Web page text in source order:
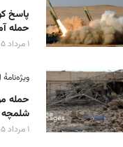
پاسخ
حمله
۱ مرداد ۱۴۰۵
ویژه‌نامهٔ اربعین
حمله
شلمچه
۱ مرداد ۱۴۰۵